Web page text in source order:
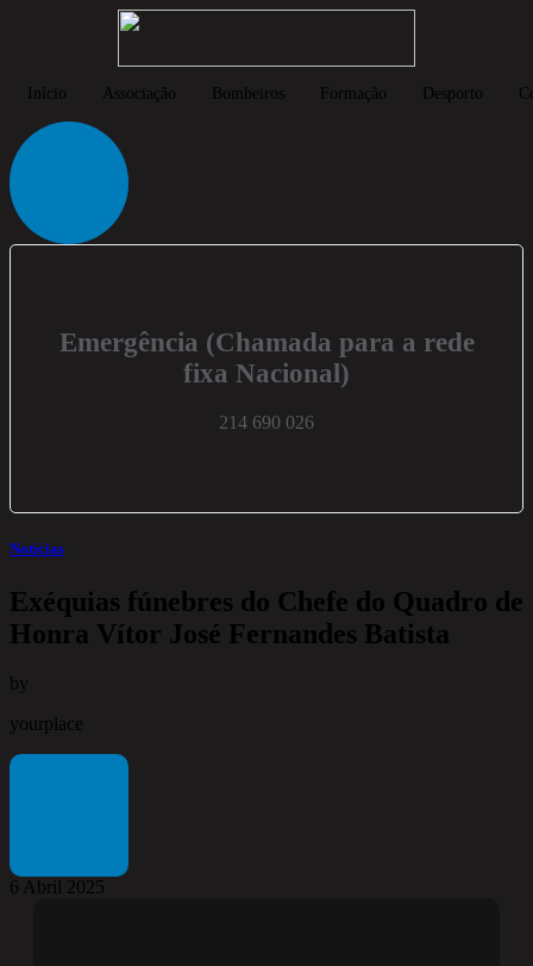
Início Associação Bombeiros Formação Desporto
Emergência (Chamada para a rede
fixa Nacional)
214 690 026
Notícias
Exéquias fúnebres do Chefe do Quadro de
Honra Vítor José Fernandes Batista
by
yourplace
6 Abril 2025